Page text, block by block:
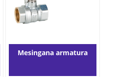
Mesingana armatura